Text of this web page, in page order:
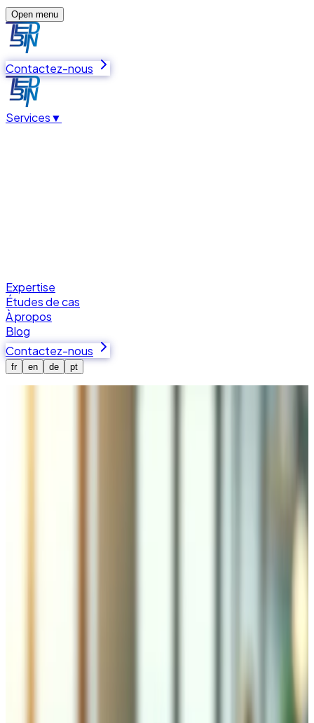
Open menu
Contactez-nous
Services▼
Expertise
Études de cas
À propos
Blog
Contactez-nous
fr en de pt